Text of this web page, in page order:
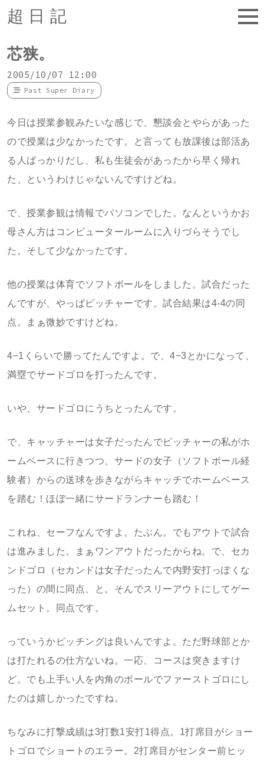
超日記
芯狭。
2005/10/07 12:00
Past Super Diary
今日は授業参観みたいな感じで、懇談会とやらがあった
ので授業は少なかったです。と言っても放課後は部活あ
る人ばっかりだし、私も生徒会があったから早く帰れ
た、というわけじゃないんですけどね。
で、授業参観は情報でパソコンでした。なんというかお
母さん方はコンピュータールームに入りづらそうでし
た。そして少なかったです。
他の授業は体育でソフトボールをしました。試合だった
んですが、やっぱピッチャーです。試合結果は4-4の同
点。まぁ微妙ですけどね。
4−1くらいで勝ってたんですよ。で、4−3とかになって、
満塁でサードゴロを打ったんです。
いや、サードゴロにうちとったんです。
で、キャッチャーは女子だったんでピッチャーの私がホ
ームベースに行きつつ、サードの女子（ソフトボール経
験者）からの送球を歩きながらキャッチでホームベース
を踏む！ほぼ一緒にサードランナーも踏む！
これね、セーフなんですよ。たぶん。でもアウトで試合
は進みました。まぁワンアウトだったからね。で、セカ
ンドゴロ（セカンドは女子だったんで内野安打っぽくな
った）の間に同点、と。そんでスリーアウトにしてゲー
ムセット。同点です。
っていうかピッチングは良いんですよ。ただ野球部とか
は打たれるの仕方ないね。一応、コースは突きますけ
ど。でも上手い人を内角のボールでファーストゴロにし
たのは嬉しかったですね。
ちなみに打撃成績は3打数1安打1得点。1打席目がショー
トゴロでショートのエラー。2打席目がセンター前ヒッ